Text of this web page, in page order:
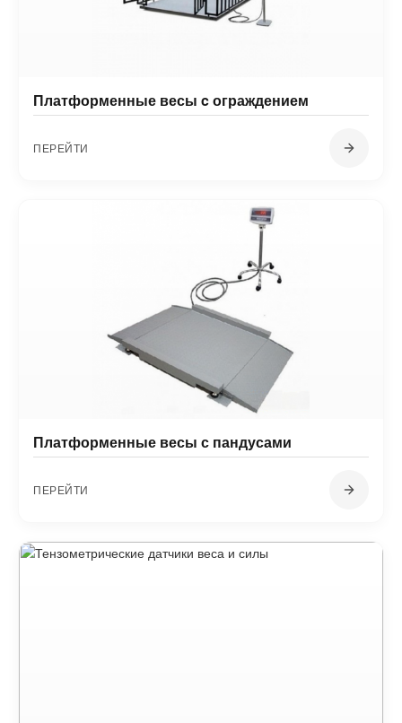
Платформенные весы c ограждением
ПЕРЕЙТИ
Платформенные весы с пандусами
ПЕРЕЙТИ